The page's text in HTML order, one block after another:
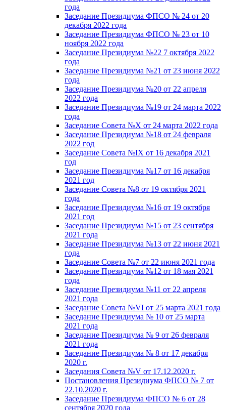
года
Заседание Президиума ФПСО № 24 от 20
декабря 2022 года
Заседание Президиума ФПСО № 23 от 10
ноября 2022 года
Заседание Президиума №22 7 октября 2022
года
Заседание Президиума №21 от 23 июня 2022
года
Заседание Президиума №20 от 22 апреля
2022 года
Заседание Президиума №19 от 24 марта 2022
года
Заседание Совета №X от 24 марта 2022 года
Заседание Президиума №18 от 24 февраля
2022 год
Заседание Совета №IX от 16 декабря 2021
год
Заседание Президиума №17 от 16 декабря
2021 год
Заседание Совета №8 от 19 октября 2021
года
Заседание Президиума №16 от 19 октября
2021 год
Заседание Президиума №15 от 23 сентября
2021 года
Заседание Президиума №13 от 22 июня 2021
года
Заседание Совета №7 от 22 июня 2021 года
Заседание Президиума №12 от 18 мая 2021
года
Заседание Президиума №11 от 22 апреля
2021 года
Заседание Совета №VI от 25 марта 2021 года
Заседание Президиума № 10 от 25 марта
2021 года
Заседание Президиума № 9 от 26 февраля
2021 года
Заседание Президиума № 8 от 17 декабря
2020 г.
Заседания Совета №V от 17.12.2020 г.
Постановления Президиума ФПСО № 7 от
22.10.2020 г.
Заседание Президиума ФПСО № 6 от 28
сентября 2020 года